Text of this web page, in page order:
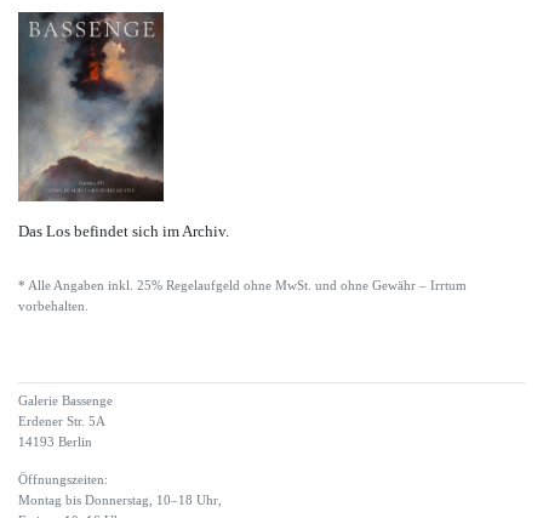
Das Los befindet sich im Archiv.
* Alle Angaben inkl. 25% Regelaufgeld ohne MwSt. und ohne Gewähr – Irrtum
vorbehalten.
Galerie Bassenge
Erdener Str. 5A
14193 Berlin
Öffnungszeiten:
Montag bis Donnerstag, 10–18 Uhr,